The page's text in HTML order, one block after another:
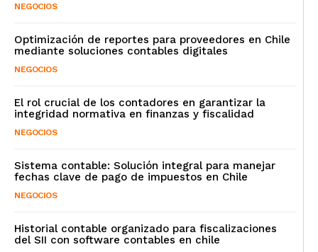
NEGOCIOS
Optimización de reportes para proveedores en Chile
mediante soluciones contables digitales
NEGOCIOS
El rol crucial de los contadores en garantizar la
integridad normativa en finanzas y fiscalidad
NEGOCIOS
Sistema contable: Solución integral para manejar
fechas clave de pago de impuestos en Chile
NEGOCIOS
Historial contable organizado para fiscalizaciones
del SII con software contables en chile